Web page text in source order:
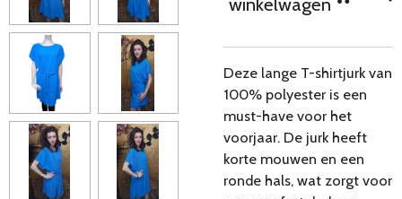
Deze lange T-shirtjurk van
100% polyester is een
must-have voor het
voorjaar. De jurk heeft
korte mouwen en een
ronde hals, wat zorgt voor